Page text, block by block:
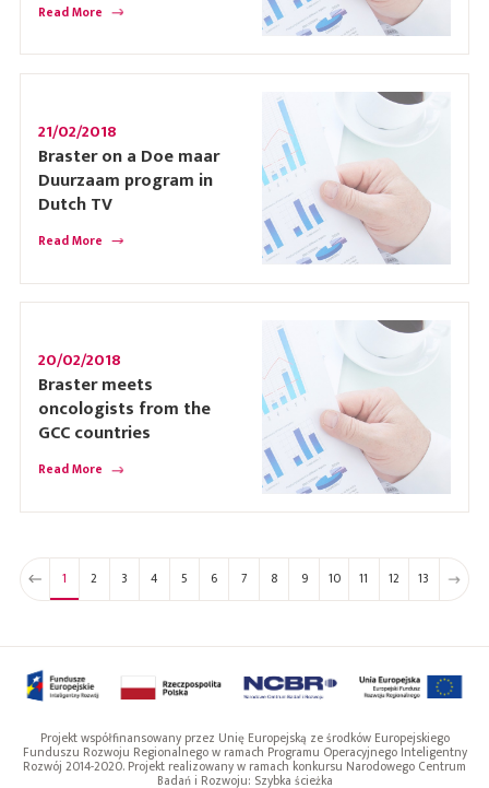
Read More
21/02/2018
Braster on a Doe maar
Duurzaam program in
Dutch TV
Read More
20/02/2018
Braster meets
oncologists from the
GCC countries
Read More
1 2 3 4 5 6 7 8 9 10 11 12 13
Projekt współfinansowany przez Unię Europejską ze środków Europejskiego
Funduszu Rozwoju Regionalnego w ramach Programu Operacyjnego Inteligentny
Rozwój 2014-2020. Projekt realizowany w ramach konkursu Narodowego Centrum
Badań i Rozwoju: Szybka ścieżka